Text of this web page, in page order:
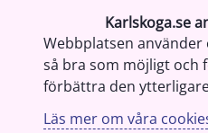
Karlskoga.se
Webbplatsen
så bra som möjligt och
förbättra den
Läs mer om våra